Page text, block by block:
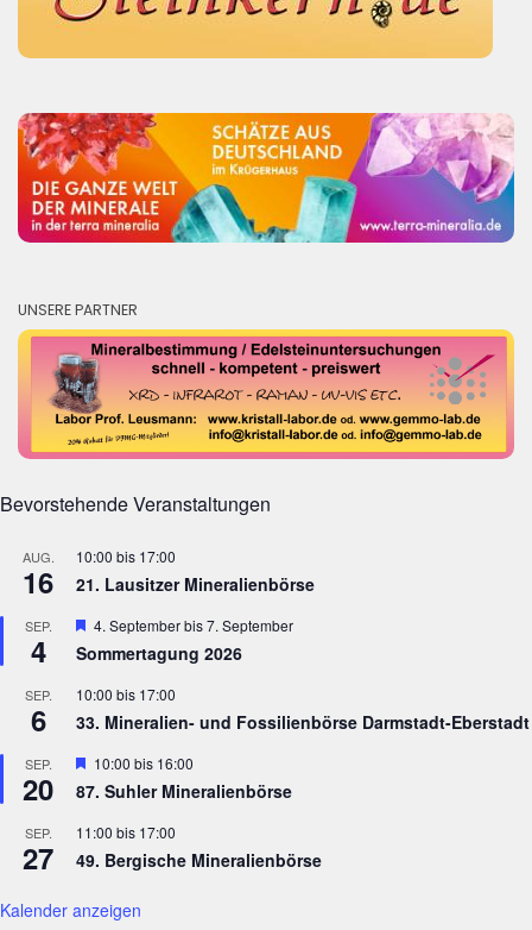
UNSERE PARTNER
Bevorstehende Veranstaltungen
AUG.
16
10:00 bis 17:00
21. Lausitzer Mineralienbörse
SEP.
4
Hervorgehoben
4. Septemberbis7. September
Sommertagung 2026
SEP.
6
10:00 bis 17:00
33. Mineralien- und Fossilienbörse Darmstadt-Eberstadt
SEP.
20
Hervorgehoben
10:00 bis 16:00
87. Suhler Mineralienbörse
SEP.
27
11:00 bis 17:00
49. Bergische Mineralienbörse
Kalender anzeigen